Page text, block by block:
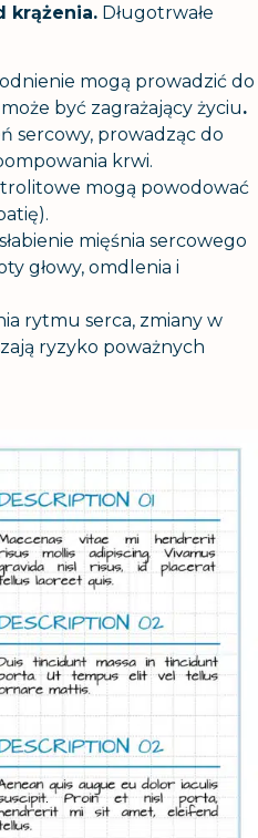
krążenia.Długotrwałe
mogą prowadzić do
być zagrażający życiu.
sercowy, prowadząc do
krwi.
mogą powodować
mięśnia sercowego
głowy, omdlenia i
rytmu serca, zmiany w
ryzyko poważnych